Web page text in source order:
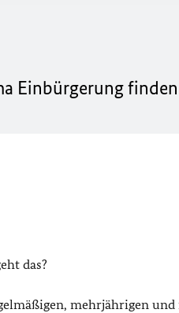
Einbürgerung finden
das?
mehrjährigen